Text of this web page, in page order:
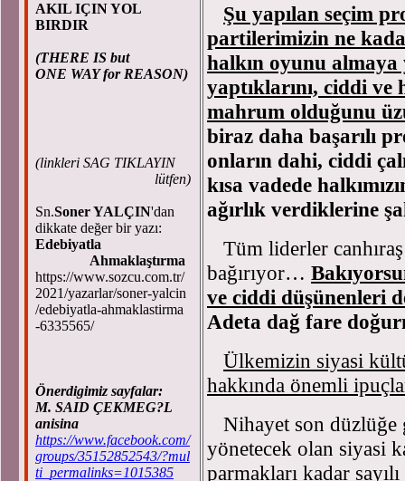
AKIL IÇIN YOL
BIRDIR
(THERE IS but
ONE WAY for REASON)
(linkleri SAG TIKLAYIN
lütfen)
Sn.Soner YALÇIN'dan
dikkate değer bir yazı:
Edebiyatla
Ahmaklaştırma
https://www.sozcu.com.tr/
2021/yazarlar/soner-yalcin
/edebiyatla-ahmaklastirma
-6335565/
Önerdigimiz sayfalar:
M. SAID ÇEKMEG?L
anisina
https://www.facebook.com/
groups/35152852543/?mul
ti_permalinks=1015385
Şu yapılan seçim
partilerimizin ne
halkın oyunu
yaptıklarını, ciddi ve
mahrum olduğunu
biraz daha başarılı
onların dahi, ciddi
kısa vadede
ağırlık verdiklerine
Tüm liderler canhıraş
bağırıyor…
ve ciddi düşünenleri
Adeta dağ fare
Ülkemizin siyasi
hakkında önemli
Nihayet son
yönetecek olan siyasi
parmakları kadar